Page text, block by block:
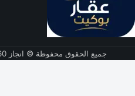
جميع الحقوق محفوظة © انجاز 360 أفضل موقع معلوماتي 2026